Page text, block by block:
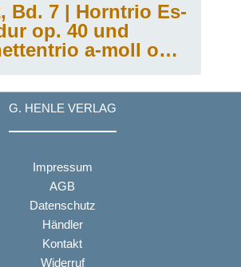
Bd. 7 | Horntrio Es-
op. 40 und
a-moll op.
G. HENLE VERLAG
Impressum
AGB
Datenschutz
Händler
Kontakt
Widerruf